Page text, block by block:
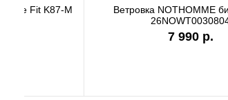
Футболка Carhartt WIP black authentic
I036270